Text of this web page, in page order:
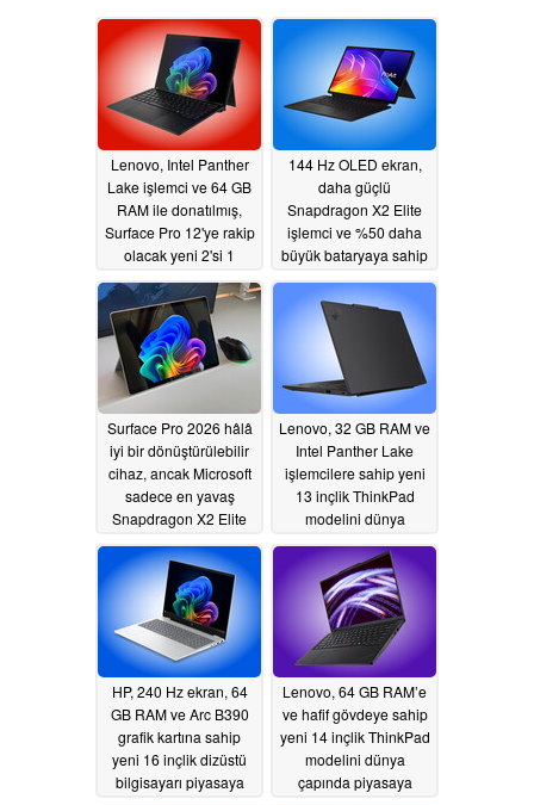
Lenovo, Intel Panther
Lake işlemci ve 64 GB
RAM ile donatılmış,
Surface Pro 12'ye rakip
olacak yeni 2'si 1
çapında piyasaya
sürdü.07/28/2026
144 Hz OLED ekran,
daha güçlü
Snapdragon X2 Elite
işlemci ve %50 daha
büyük bataryaya sahip
rakibi dünya çapında
piyasaya sürüldü
07/24/2026
Surface Pro 2026 hâlâ
iyi bir dönüştürülebilir
cihaz, ancak Microsoft
sadece en yavaş
Snapdragon X2 Elite
07/13/2026
Lenovo, 32 GB RAM ve
Intel Panther Lake
işlemcilere sahip yeni
13 inçlik ThinkPad
modelini dünya
sürdü07/03/2026
HP, 240 Hz ekran, 64
GB RAM ve Arc B390
grafik kartına sahip
yeni 16 inçlik dizüstü
bilgisayarı piyasaya
Lenovo, 64 GB RAM’e
ve hafif gövdeye sahip
yeni 14 inçlik ThinkPad
modelini dünya
çapında piyasaya